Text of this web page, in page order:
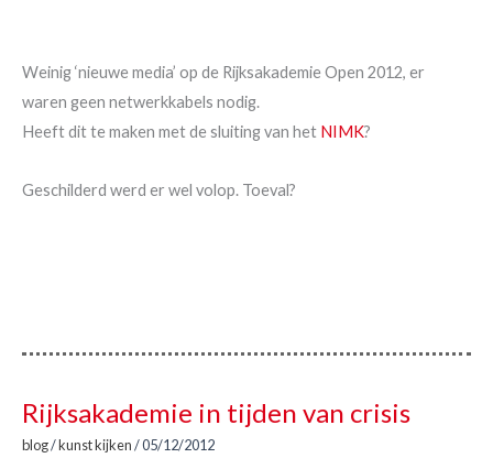
Weinig ‘nieuwe media’ op de Rijksakademie Open 2012, er
waren geen netwerkkabels nodig.
Heeft dit te maken met de sluiting van het NIMK?
Geschilderd werd er wel volop. Toeval?
Rijksakademie in tijden van crisis
blog/kunst kijken/05/12/2012